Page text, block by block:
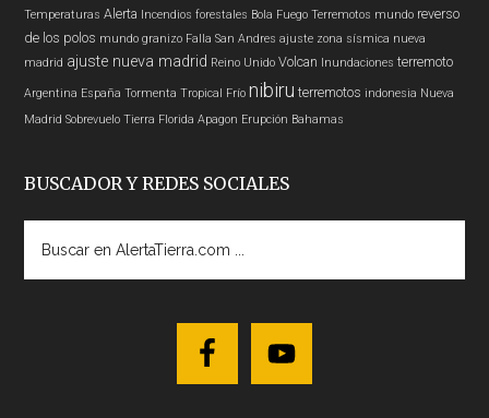
Temperaturas Alerta Incendios forestales Bola Fuego Terremotos mundo reverso
de los polos mundo granizo Falla San Andres ajuste zona sísmica nueva
madrid ajuste nueva madrid Reino Unido Volcan Inundaciones terremoto
Argentina España Tormenta Tropical Frío nibiru terremotos indonesia Nueva
Madrid Sobrevuelo Tierra Florida Apagon Erupción Bahamas
BUSCADOR Y REDES SOCIALES
AlertaTierra.com